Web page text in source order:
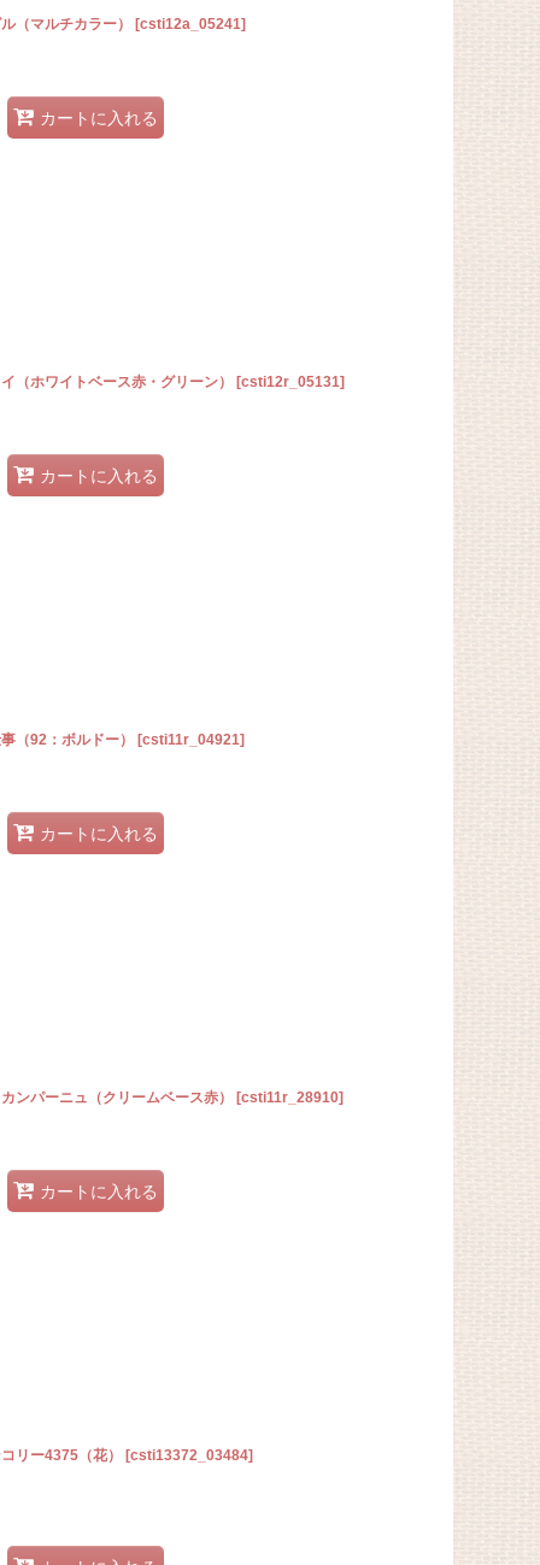
（マルチカラー） [csti12a_05241]
カートに入れる
（ホワイトベース赤・グリーン） [csti12r_05131]
カートに入れる
（92：ボルドー） [csti11r_04921]
カートに入れる
ンパーニュ（クリームベース赤） [csti11r_28910]
カートに入れる
リー4375（花） [csti13372_03484]